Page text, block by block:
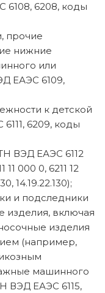
6208, коды
прочие
нижние
или
ЕАЭС 6109,
к детской
6209, коды
ВЭД ЕАЭС 6112
11 000 0, 6211 12
14.19.22.130);
и подследники
изделия, включая
изделия
(например,
машинного
ВЭД ЕАЭС 6115,